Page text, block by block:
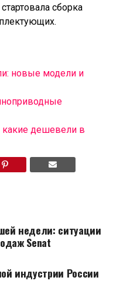
сборка
новые модели и
какие дешевели в
недели: ситуации
Senat
индустрии России